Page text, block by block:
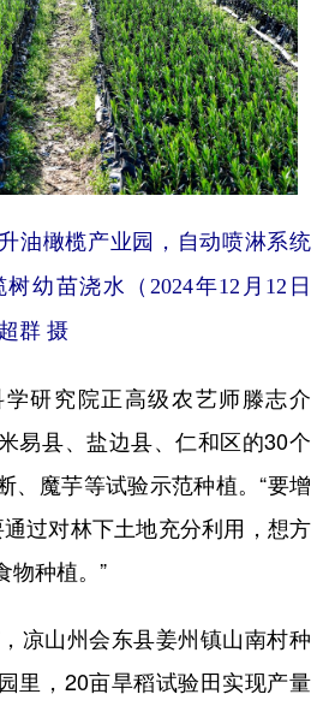
橄榄产业园，自动喷淋系统
幼苗浇水（2024年12月12日
群 摄
研究院正高级农艺师滕志介
易县、盐边县、仁和区的30个
、魔芋等试验示范种植。“要增
通过对林下土地充分利用，想方
物种植。”
山州会东县姜州镇山南村种
里，20亩旱稻试验田实现产量